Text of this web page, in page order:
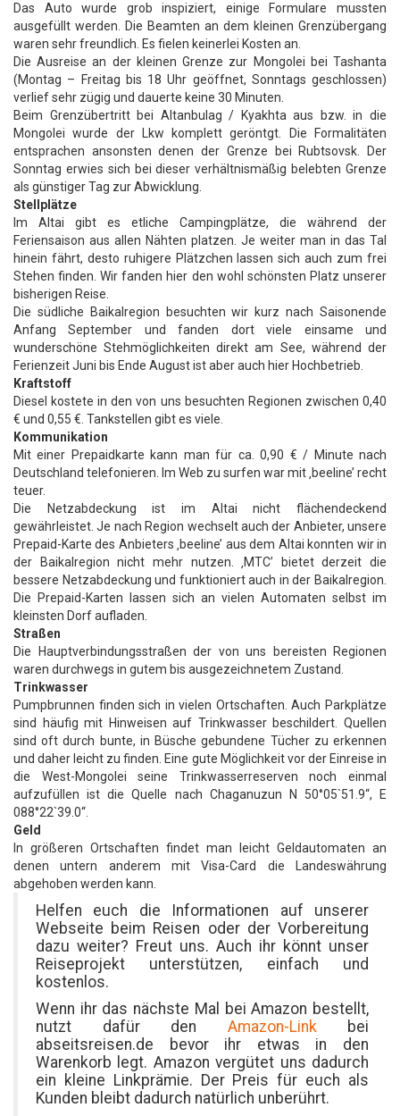
Das Auto wurde grob inspiziert, einige Formulare mussten
ausgefüllt werden. Die Beamten an dem kleinen Grenzübergang
waren sehr freundlich. Es fielen keinerlei Kosten an.
Die Ausreise an der kleinen Grenze zur Mongolei bei Tashanta
(Montag – Freitag bis 18 Uhr geöffnet, Sonntags geschlossen)
verlief sehr zügig und dauerte keine 30 Minuten.
Beim Grenzübertritt bei Altanbulag / Kyakhta aus bzw. in die
Mongolei wurde der Lkw komplett geröntgt. Die Formalitäten
entsprachen ansonsten denen der Grenze bei Rubtsovsk. Der
Sonntag erwies sich bei dieser verhältnismäßig belebten Grenze
als günstiger Tag zur Abwicklung.
Stellplätze
Im Altai gibt es etliche Campingplätze, die während der
Feriensaison aus allen Nähten platzen. Je weiter man in das Tal
hinein fährt, desto ruhigere Plätzchen lassen sich auch zum frei
Stehen finden. Wir fanden hier den wohl schönsten Platz unserer
bisherigen Reise.
Die südliche Baikalregion besuchten wir kurz nach Saisonende
Anfang September und fanden dort viele einsame und
wunderschöne Stehmöglichkeiten direkt am See, während der
Ferienzeit Juni bis Ende August ist aber auch hier Hochbetrieb.
Kraftstoff
Diesel kostete in den von uns besuchten Regionen zwischen 0,40
€ und 0,55 €. Tankstellen gibt es viele.
Kommunikation
Mit einer Prepaidkarte kann man für ca. 0,90 € / Minute nach
Deutschland telefonieren. Im Web zu surfen war mit ‚beeline’ recht
teuer.
Die Netzabdeckung ist im Altai nicht flächendeckend
gewährleistet. Je nach Region wechselt auch der Anbieter, unsere
Prepaid-Karte des Anbieters ‚beeline’ aus dem Altai konnten wir in
der Baikalregion nicht mehr nutzen. ‚MTC’ bietet derzeit die
bessere Netzabdeckung und funktioniert auch in der Baikalregion.
Die Prepaid-Karten lassen sich an vielen Automaten selbst im
kleinsten Dorf aufladen.
Straßen
Die Hauptverbindungsstraßen der von uns bereisten Regionen
waren durchwegs in gutem bis ausgezeichnetem Zustand.
Trinkwasser
Pumpbrunnen finden sich in vielen Ortschaften. Auch Parkplätze
sind häufig mit Hinweisen auf Trinkwasser beschildert. Quellen
sind oft durch bunte, in Büsche gebundene Tücher zu erkennen
und daher leicht zu finden. Eine gute Möglichkeit vor der Einreise in
die West-Mongolei seine Trinkwasserreserven noch einmal
aufzufüllen ist die Quelle nach Chaganuzun N 50°05`51.9“, E
088°22`39.0“.
Geld
In größeren Ortschaften findet man leicht Geldautomaten an
denen untern anderem mit Visa-Card die Landeswährung
abgehoben werden kann.
Helfen euch die Informationen auf unserer
Webseite beim Reisen oder der Vorbereitung
dazu weiter? Freut uns. Auch ihr könnt unser
Reiseprojekt unterstützen, einfach und
kostenlos.
Wenn ihr das nächste Mal bei Amazon bestellt,
nutzt dafür den Amazon-Linkbei
abseitsreisen.de bevor ihr etwas in den
Warenkorb legt. Amazon vergütet uns dadurch
ein kleine Linkprämie. Der Preis für euch als
Kunden bleibt dadurch natürlich unberührt.